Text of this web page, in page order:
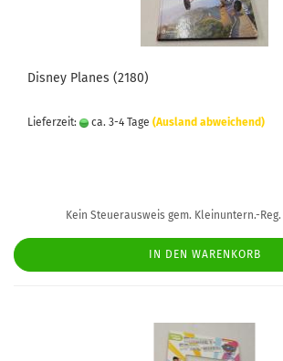
Disney Planes (2180)
Lieferzeit: ca. 3-4 Tage (Ausland abweichend)
Kein Steuerausweis gem. Kleinuntern.-Reg.
IN DEN WARENKORB